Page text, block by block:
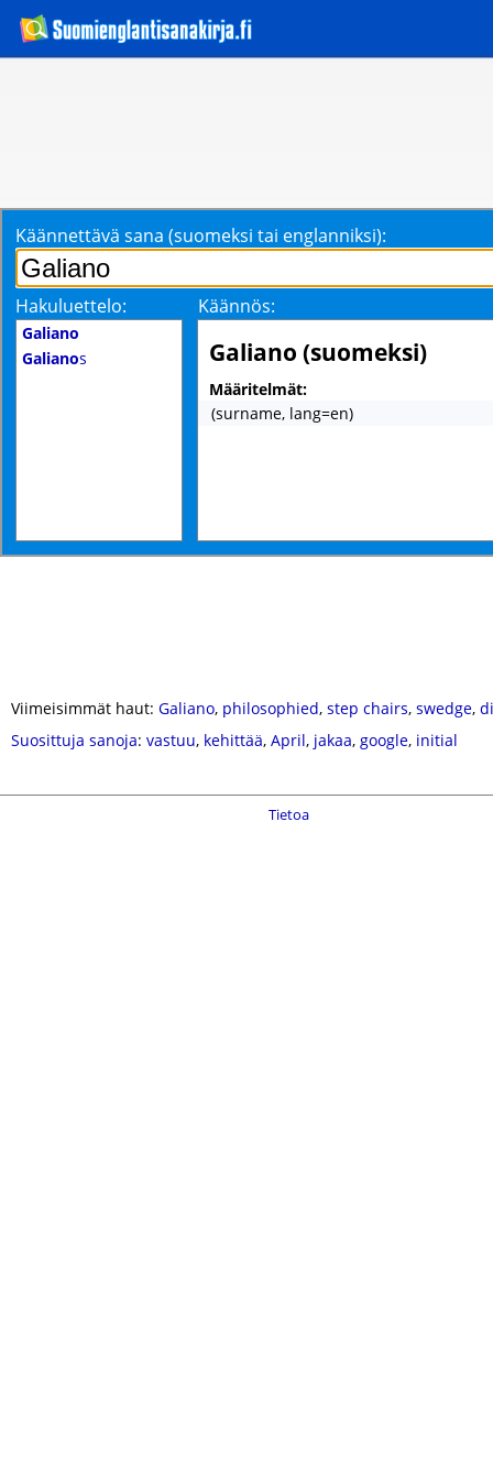
Käännettävä sana (suomeksi tai englanniksi):
Hakuluettelo: Käännös:
Galiano
Galianos Galiano (suomeksi)
Määritelmät:
(surname, lang=en)
Viimeisimmät haut: Galiano, philosophied, step chairs, swedge,
Suosittuja sanoja: vastuu, kehittää, April, jakaa, google, initial
Tietoa